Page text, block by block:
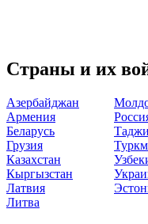
Страны и их
Азербайджан
Армения
Беларусь
Грузия
Казахстан
Кыргызстан
Латвия
Литва